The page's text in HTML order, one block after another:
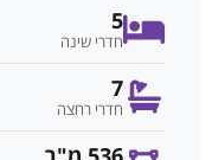
5
חדרי שינה
7
חדרי רחצה